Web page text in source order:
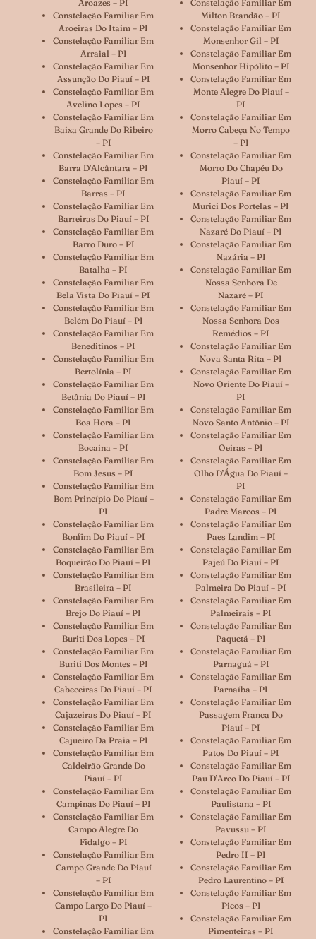
Aroazes – PI
Constelação Familiar Em
Aroeiras Do Itaim – PI
Constelação Familiar Em
Arraial – PI
Constelação Familiar Em
Assunção Do Piauí – PI
Constelação Familiar Em
Avelino Lopes – PI
Constelação Familiar Em
Baixa Grande Do Ribeiro
– PI
Constelação Familiar Em
Barra D’Alcântara – PI
Constelação Familiar Em
Barras – PI
Constelação Familiar Em
Barreiras Do Piauí – PI
Constelação Familiar Em
Barro Duro – PI
Constelação Familiar Em
Batalha – PI
Constelação Familiar Em
Bela Vista Do Piauí – PI
Constelação Familiar Em
Belém Do Piauí – PI
Constelação Familiar Em
Beneditinos – PI
Constelação Familiar Em
Bertolínia – PI
Constelação Familiar Em
Betânia Do Piauí – PI
Constelação Familiar Em
Boa Hora – PI
Constelação Familiar Em
Bocaina – PI
Constelação Familiar Em
Bom Jesus – PI
Constelação Familiar Em
Bom Princípio Do Piauí –
PI
Constelação Familiar Em
Bonfim Do Piauí – PI
Constelação Familiar Em
Boqueirão Do Piauí – PI
Constelação Familiar Em
Brasileira – PI
Constelação Familiar Em
Brejo Do Piauí – PI
Constelação Familiar Em
Buriti Dos Lopes – PI
Constelação Familiar Em
Buriti Dos Montes – PI
Constelação Familiar Em
Cabeceiras Do Piauí – PI
Constelação Familiar Em
Cajazeiras Do Piauí – PI
Constelação Familiar Em
Cajueiro Da Praia – PI
Constelação Familiar Em
Caldeirão Grande Do
Piauí – PI
Constelação Familiar Em
Campinas Do Piauí – PI
Constelação Familiar Em
Campo Alegre Do
Fidalgo – PI
Constelação Familiar Em
Campo Grande Do Piauí
– PI
Constelação Familiar Em
Campo Largo Do Piauí –
PI
Constelação Familiar Em
Constelação Familiar Em
Milton Brandão – PI
Constelação Familiar Em
Monsenhor Gil – PI
Constelação Familiar Em
Monsenhor Hipólito – PI
Constelação Familiar Em
Monte Alegre Do Piauí –
PI
Constelação Familiar Em
Morro Cabeça No Tempo
– PI
Constelação Familiar Em
Morro Do Chapéu Do
Piauí – PI
Constelação Familiar Em
Murici Dos Portelas – PI
Constelação Familiar Em
Nazaré Do Piauí – PI
Constelação Familiar Em
Nazária – PI
Constelação Familiar Em
Nossa Senhora De
Nazaré – PI
Constelação Familiar Em
Nossa Senhora Dos
Remédios – PI
Constelação Familiar Em
Nova Santa Rita – PI
Constelação Familiar Em
Novo Oriente Do Piauí –
PI
Constelação Familiar Em
Novo Santo Antônio – PI
Constelação Familiar Em
Oeiras – PI
Constelação Familiar Em
Olho D’Água Do Piauí –
PI
Constelação Familiar Em
Padre Marcos – PI
Constelação Familiar Em
Paes Landim – PI
Constelação Familiar Em
Pajeú Do Piauí – PI
Constelação Familiar Em
Palmeira Do Piauí – PI
Constelação Familiar Em
Palmeirais – PI
Constelação Familiar Em
Paquetá – PI
Constelação Familiar Em
Parnaguá – PI
Constelação Familiar Em
Parnaíba – PI
Constelação Familiar Em
Passagem Franca Do
Piauí – PI
Constelação Familiar Em
Patos Do Piauí – PI
Constelação Familiar Em
Pau D’Arco Do Piauí – PI
Constelação Familiar Em
Paulistana – PI
Constelação Familiar Em
Pavussu – PI
Constelação Familiar Em
Pedro II – PI
Constelação Familiar Em
Pedro Laurentino – PI
Constelação Familiar Em
Picos – PI
Constelação Familiar Em
Pimenteiras – PI